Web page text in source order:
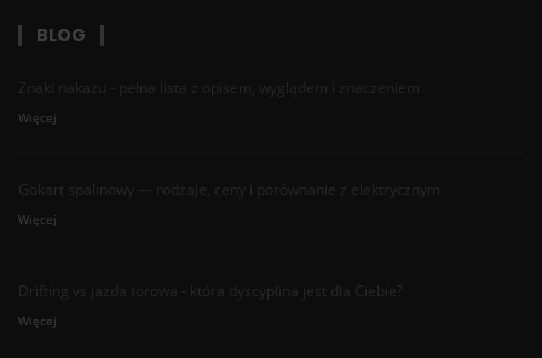
BLOG
Znaki nakazu - pełna lista z opisem, wyglądem i znaczeniem
Więcej
Gokart spalinowy — rodzaje, ceny i porównanie z elektrycznym
Więcej
Drifting vs jazda torowa - która dyscyplina jest dla Ciebie?
Więcej